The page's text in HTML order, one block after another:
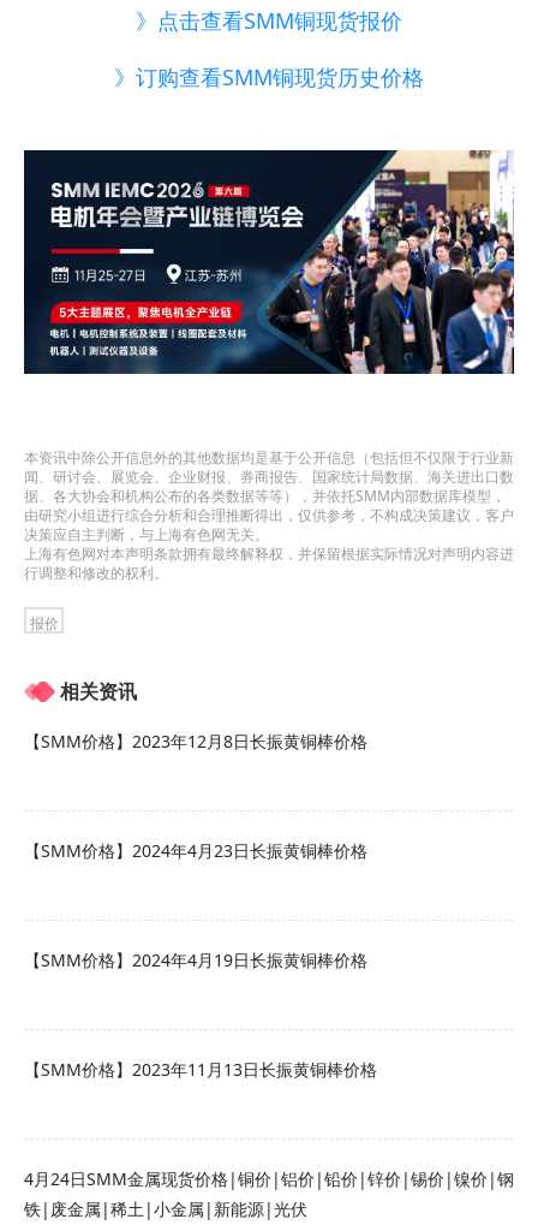
》点击查看SMM铜现货报价
》订购查看SMM铜现货历史价格
本资讯中除公开信息外的其他数据均是基于公开信息（包括但不仅限于行业新
闻、研讨会、展览会、企业财报、券商报告、国家统计局数据、海关进出口数
据、各大协会和机构公布的各类数据等等），并依托SMM内部数据库模型，
由研究小组进行综合分析和合理推断得出，仅供参考，不构成决策建议，客户
决策应自主判断，与上海有色网无关。
上海有色网对本声明条款拥有最终解释权，并保留根据实际情况对声明内容进
行调整和修改的权利。
报价
相关资讯
【SMM价格】2023年12月8日长振黄铜棒价格
【SMM价格】2024年4月23日长振黄铜棒价格
【SMM价格】2024年4月19日长振黄铜棒价格
【SMM价格】2023年11月13日长振黄铜棒价格
4月24日SMM金属现货价格|铜价|铝价|铅价|锌价|锡价|镍价|钢
铁|废金属|稀土|小金属|新能源|光伏